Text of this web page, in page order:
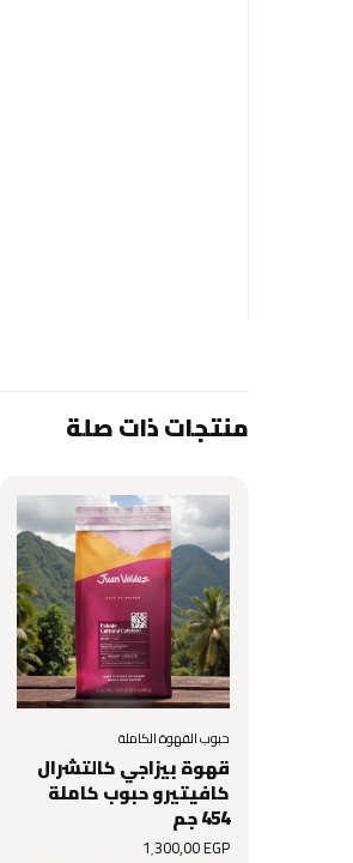
منتجات ذات صلة
حبوب القهوة الكاملة
قهوة بيزاجي كالتشرال
كافيتيرو حبوب كاملة
454 جم
1٬300٫00EGP